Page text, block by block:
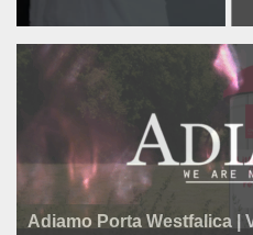
Adiamo Porta Westfalica |